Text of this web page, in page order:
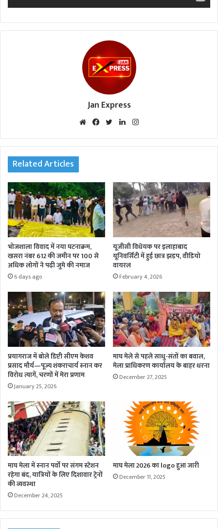
Jan Express
We
te
Fac
oo
Twi
r
Lin
In am
Related Articles
भोजशाला विवाद में नया घटनाक्रम,
खसरा नंबर 612 की जमीन पर 100 से
अधिक लोगों ने पढ़ी जुमे की नमाज
6 days ago
यूजीसी विधेयक पर इलाहाबाद
यूनिवर्सिटी में हुई छात्र झड़प, वीडियो
वायरल
February 4, 2026
प्रयागराज में बोले डिप्टी सीएम केशव
प्रसाद मौर्य—पूज्य शंकराचार्य स्नान कर
विरोध त्यागें, चरणों में मेरा प्रणाम
January 25, 2026
माघ मेले से पहले साधु-संतों का बवाल,
मेला प्राधिकरण कार्यालय के बाहर धरना
December 27, 2025
माघ मेला में स्नान पर्वों पर संगम स्टेशन
रहेगा बंद, यात्रियों के लिए दिशावार ट्रेनों
की व्यवस्था
December 24, 2025
माघ मेला 2026 का logo हुआ जारी
December 11, 2025